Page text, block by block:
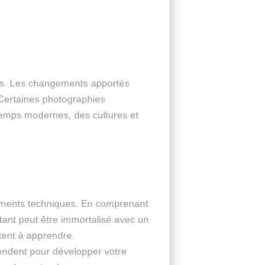
Les changements apportés
photographies
modernes, des cultures et
techniques. En comprenant
peut être immortalisé avec un
à apprendre.
pour développer votre